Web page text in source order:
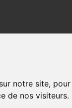
notre site,
de nos